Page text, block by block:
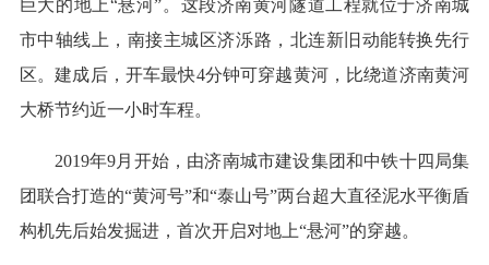
巨大的地上“悬河”。这段济南黄河隧道工程就位于济南城
市中轴线上，南接主城区济泺路，北连新旧动能转换先行
区。建成后，开车最快4分钟可穿越黄河，比绕道济南黄河
大桥节约近一小时车程。
2019年9月开始，由济南城市建设集团和中铁十四局集
团联合打造的“黄河号”和“泰山号”两台超大直径泥水平衡盾
构机先后始发掘进，首次开启对地上“悬河”的穿越。